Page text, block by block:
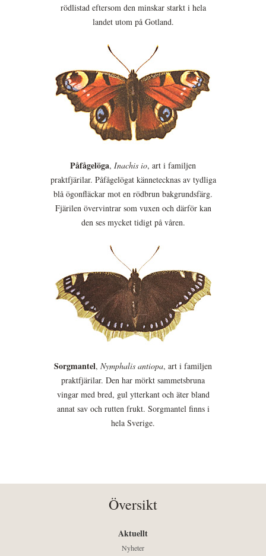
rödlistad eftersom den minskar starkt i hela
landet utom på Gotland.
Påfågelöga, Inachis io, art i familjen
praktfjärilar. Påfågelögat kännetecknas av tydliga
blå ögonfläckar mot en rödbrun bakgrundsfärg.
Fjärilen övervintrar som vuxen och därför kan
den ses mycket tidigt på våren.
Sorgmantel, Nymphalis antiopa, art i familjen
praktfjärilar. Den har mörkt sammetsbruna
vingar med bred, gul ytterkant och äter bland
annat sav och rutten frukt. Sorgmantel finns i
hela Sverige.
Översikt
Aktuellt
Nyheter